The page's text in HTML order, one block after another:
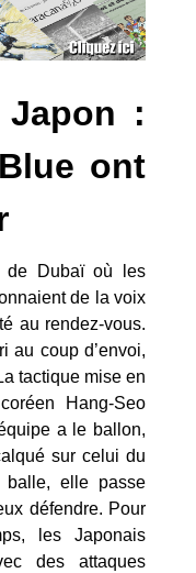
Japon :
ont
de Dubaï où les
de la voix
au rendez-vous.
au coup d’envoi,
tactique mise en
Hang-Seo
a le ballon,
sur celui du
elle passe
défendre. Pour
les Japonais
des attaques